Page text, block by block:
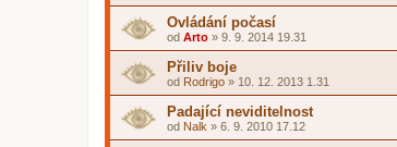
Ovládání počasí
od Arto » 9. 9. 2014 19.31
Přiliv boje
od Rodrigo » 10. 12. 2013 1.31
Padající neviditelnost
od Nalk » 6. 9. 2010 17.12